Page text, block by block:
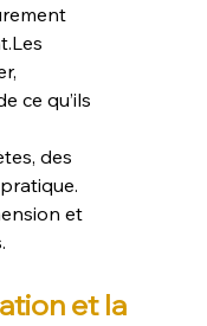
ce qu’ils
des
et
et la